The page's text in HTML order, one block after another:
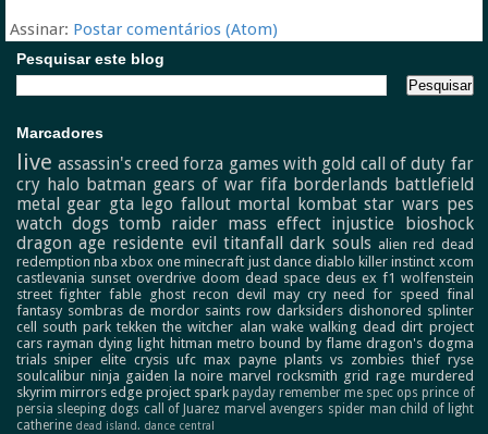
Assinar: Postar comentários (Atom)
Pesquisar este blog
Marcadores
live assassin's creed forza games with gold call of duty far
cry halo batman gears of war fifa borderlands battlefield
metal gear gta lego fallout mortal kombat star wars pes
watch dogs tomb raider mass effect injustice bioshock
dragon age residente evil titanfall dark souls alien red dead
redemption nba xbox one minecraft just dance diablo killer instinct xcom
castlevania sunset overdrive doom dead space deus ex f1 wolfenstein
street fighter fable ghost recon devil may cry need for speed final
fantasy sombras de mordor saints row darksiders dishonored splinter
cell south park tekken the witcher alan wake walking dead dirt project
cars rayman dying light hitman metro bound by flame dragon's dogma
trials sniper elite crysis ufc max payne plants vs zombies thief ryse
soulcalibur ninja gaiden la noire marvel rocksmith grid rage murdered
skyrim mirrors edge project spark payday remember me spec ops prince of
persia sleeping dogs call of Juarez marvel avengers spider man child of light
catherine dead island. dance central